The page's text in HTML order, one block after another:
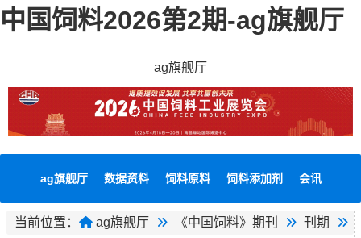
中国饲料2026第2期-ag旗舰厅
ag旗舰厅
ag旗舰厅 数据资料 饲料原料 饲料添加剂 会讯
当前位置： ag旗舰厅 《中国饲料》期刊
刊期